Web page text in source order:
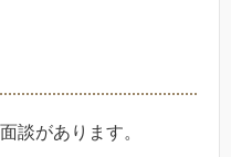
談があります。